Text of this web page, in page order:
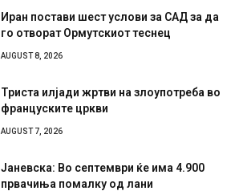
Иран постави шест услови за САД за да
го отворат Ормутскиот теснец
AUGUST 8, 2026
Триста илјади жртви на злоупотреба во
француските цркви
AUGUST 7, 2026
Јаневска: Во септември ќе има 4.900
првачиња помалку од лани